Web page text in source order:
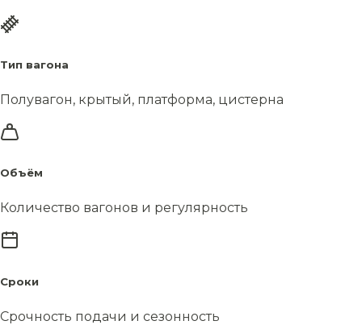
Тип вагона
Полувагон, крытый, платформа, цистерна
Объём
Количество вагонов и регулярность
Сроки
Срочность подачи и сезонность